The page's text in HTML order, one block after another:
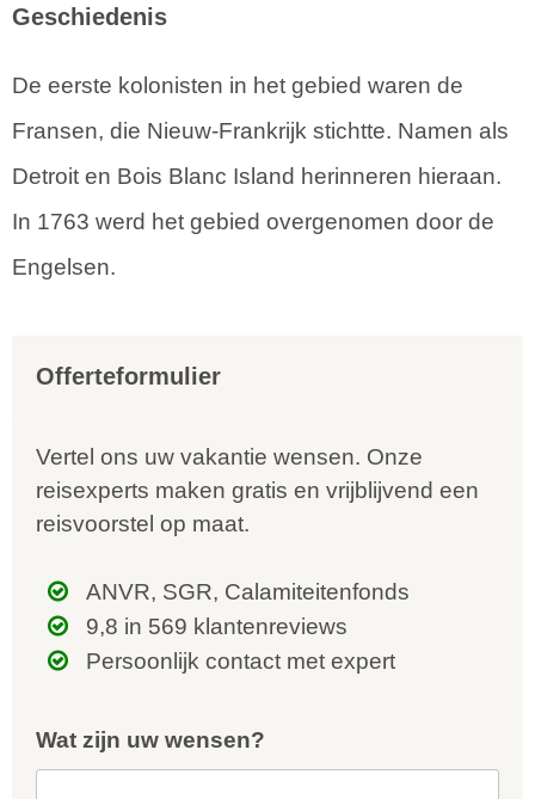
Geschiedenis
De eerste kolonisten in het gebied waren de
Fransen, die Nieuw-Frankrijk stichtte. Namen als
Detroit en Bois Blanc Island herinneren hieraan.
In 1763 werd het gebied overgenomen door de
Engelsen.
Offerteformulier
Vertel ons uw vakantie wensen. Onze
reisexperts maken gratis en vrijblijvend een
reisvoorstel op maat.
ANVR, SGR, Calamiteitenfonds
9,8 in 569 klantenreviews
Persoonlijk contact met expert
Wat zijn uw wensen?